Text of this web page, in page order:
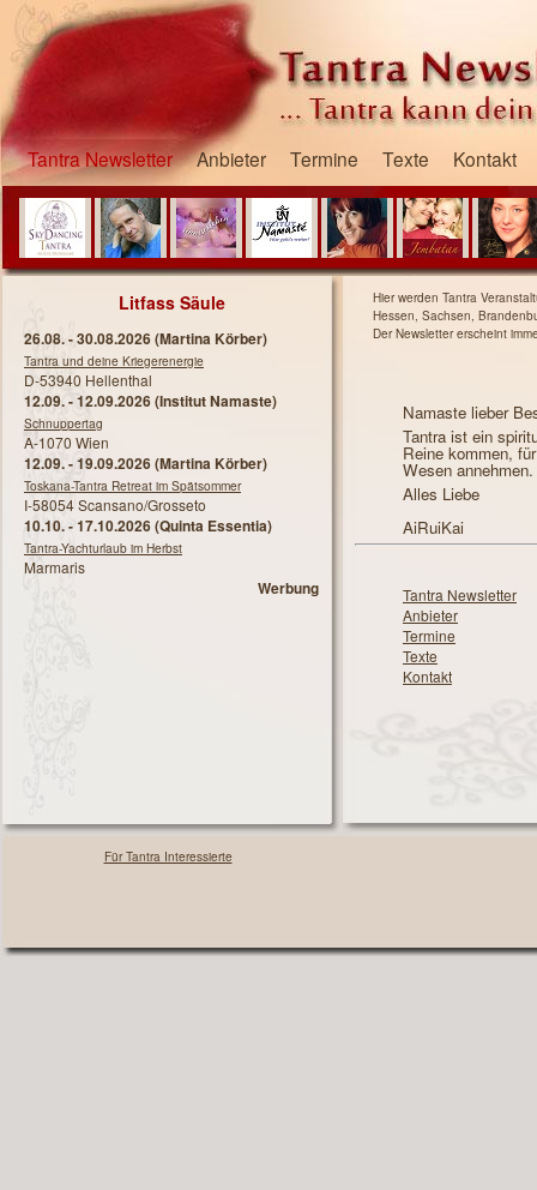
Tantra Newsletter Anbieter Termine Texte Kontakt
Litfass Säule
26.08.-30.08.2026(Martina Körber)
Tantra und deine Kriegerenergie
D-53940 Hellenthal
12.09.-12.09.2026(Institut Namaste)
Schnuppertag
A-1070 Wien
12.09.-19.09.2026(Martina Körber)
Toskana-Tantra Retreat im Spätsommer
I-58054 Scansano/Grosseto
10.10.-17.10.2026(Quinta Essentia)
Tantra-Yachturlaub im Herbst
Marmaris
Werbung
Hier werden Tantra
Hessen, Sachsen,
Der Newsletter erscheint
Namaste lieber
Tantra ist ein
Reine kommen,
Wesen
Alles Liebe
AiRuiKai
Tantra Newsletter
Anbieter
Termine
Texte
Kontakt
Für Tantra Interessierte